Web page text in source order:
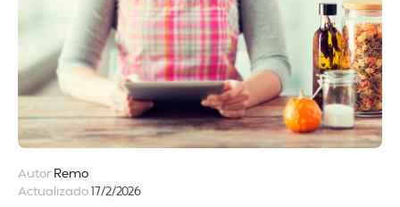
Autor Remo
Actualizado17/2/2026